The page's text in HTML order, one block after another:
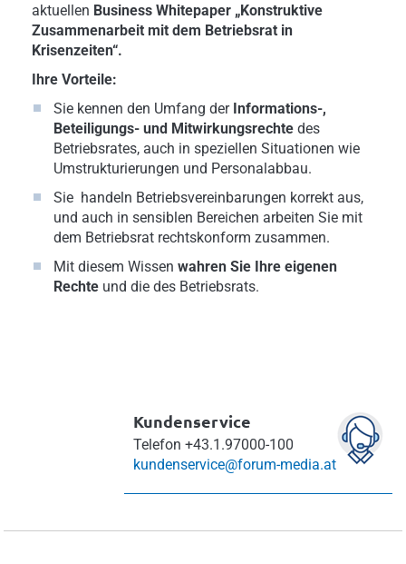
aktuellen Business Whitepaper „Konstruktive
Zusammenarbeit mit dem Betriebsrat in
Krisenzeiten“.
Ihre Vorteile:
Sie kennen den Umfang der Informations-,
Beteiligungs- und Mitwirkungsrechte des
Betriebsrates, auch in speziellen Situationen wie
Umstrukturierungen und Personalabbau.
Sie handeln Betriebsvereinbarungen korrekt aus,
und auch in sensiblen Bereichen arbeiten Sie mit
dem Betriebsrat rechtskonform zusammen.
Mit diesem Wissen wahren Sie Ihre eigenen
Rechte und die des Betriebsrats.
Kundenservice
Telefon +43.1.97000-100
kundenservice@forum-media.at